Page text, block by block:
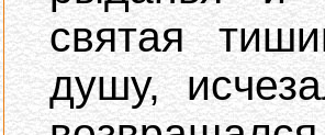
святая
душу,